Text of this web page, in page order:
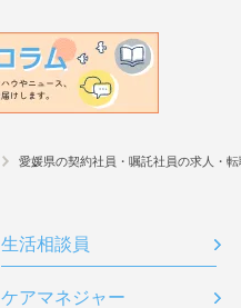
愛媛県の契約社員・嘱託社員の求人・
生活相談員
ケアマネジャー